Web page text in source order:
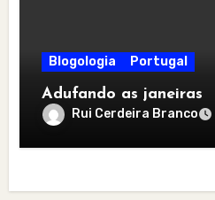
Blogologia Portugal
Adufando as janeiras
Rui Cerdeira Branco